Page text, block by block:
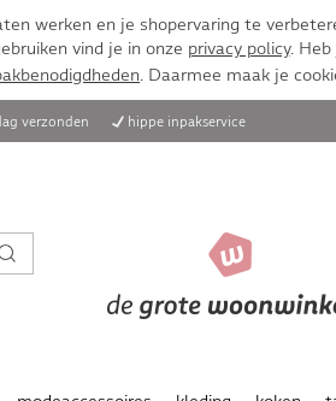
werken en je shopervaring te
vind je in onze privacy policy. Heb
. Daarmee maak je
verzonden hippe inpakservice